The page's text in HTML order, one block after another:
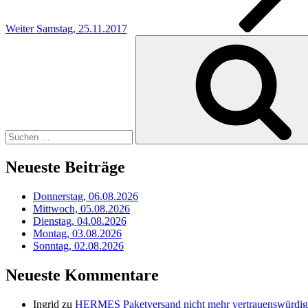
Weiter Samstag, 25.11.2017
Neueste Beiträge
Donnerstag, 06.08.2026
Mittwoch, 05.08.2026
Dienstag, 04.08.2026
Montag, 03.08.2026
Sonntag, 02.08.2026
Neueste Kommentare
Ingrid zu HERMES Paketversand nicht mehr vertrauenswürdig